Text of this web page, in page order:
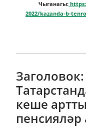
Чыганагы:
2022/kazanda-b-
кеше
пенсияләр